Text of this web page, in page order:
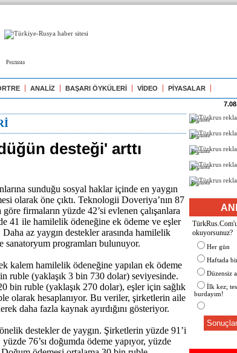
Реклама
ANALİZ BAŞARI ÖYKÜLERİ VİDEO PİYASALAR
desteği' arttı
sunduğu sosyal haklar içinde en yaygın
olarak öne çıktı. Teknologii Doveriya’nın 87
göre firmaların yüzde 42’si evlenen çalışanlara
41 ile hamilelik ödeneğine ek ödeme ve eşler
az yaygın destekler arasında hamilelik
programları bulunuyor.
kalem hamilelik ödeneğine yapılan ek ödeme
ruble (yaklaşık 3 bin 730 dolar) seviyesinde.
bin ruble (yaklaşık 270 dolar), eşler için sağlık
olarak hesaplanıyor. Bu veriler, şirketlerin aile
daha fazla kaynak ayırdığını gösteriyor.
destekler de yaygın. Şirketlerin yüzde 91’i
76’sı doğumda ödeme yapıyor, yüzde
Реклама
Реклама
Реклама
Реклама
Реклама
okuyorsunuz?
Her gün
Haftada
Düzensiz
İlk kez;
burdayım!
Sonuçlar